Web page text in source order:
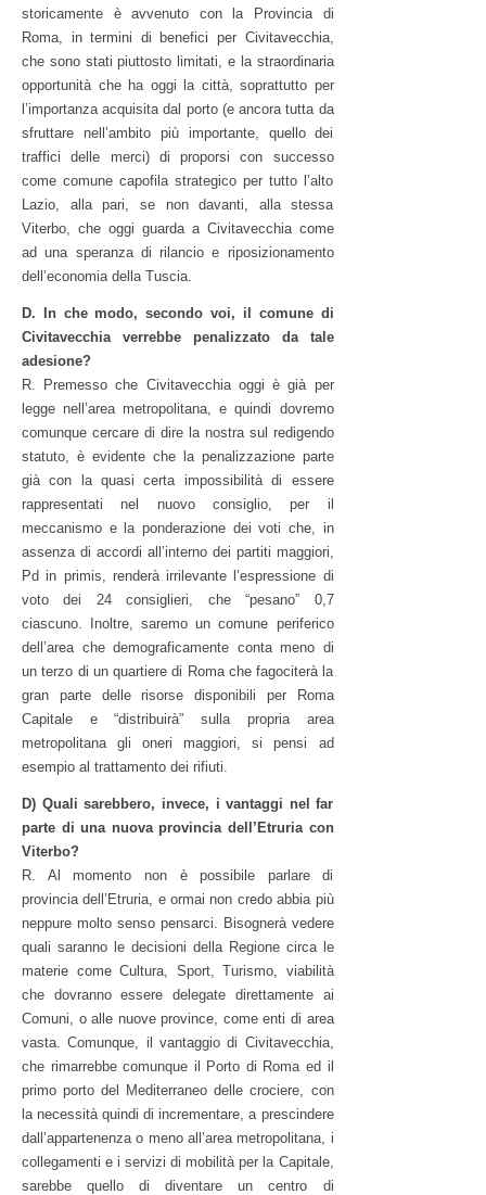
storicamente è avvenuto con la Provincia di
Roma, in termini di benefici per Civitavecchia,
che sono stati piuttosto limitati, e la straordinaria
opportunità che ha oggi la città, soprattutto per
l’importanza acquisita dal porto (e ancora tutta da
sfruttare nell’ambito più importante, quello dei
traffici delle merci) di proporsi con successo
come comune capofila strategico per tutto l’alto
Lazio, alla pari, se non davanti, alla stessa
Viterbo, che oggi guarda a Civitavecchia come
ad una speranza di rilancio e riposizionamento
dell’economia della Tuscia.
D. In che modo, secondo voi, il comune di
Civitavecchia verrebbe penalizzato da tale
adesione?
R. Premesso che Civitavecchia oggi è già per
legge nell’area metropolitana, e quindi dovremo
comunque cercare di dire la nostra sul redigendo
statuto, è evidente che la penalizzazione parte
già con la quasi certa impossibilità di essere
rappresentati nel nuovo consiglio, per il
meccanismo e la ponderazione dei voti che, in
assenza di accordi all’interno dei partiti maggiori,
Pd in primis, renderà irrilevante l’espressione di
voto dei 24 consiglieri, che “pesano” 0,7
ciascuno. Inoltre, saremo un comune periferico
dell’area che demograficamente conta meno di
un terzo di un quartiere di Roma che fagociterà la
gran parte delle risorse disponibili per Roma
Capitale e “distribuirà” sulla propria area
metropolitana gli oneri maggiori, si pensi ad
esempio al trattamento dei rifiuti.
D) Quali sarebbero, invece, i vantaggi nel far
parte di una nuova provincia dell’Etruria con
Viterbo?
R. Al momento non è possibile parlare di
provincia dell’Etruria, e ormai non credo abbia più
neppure molto senso pensarci. Bisognerà vedere
quali saranno le decisioni della Regione circa le
materie come Cultura, Sport, Turismo, viabilità
che dovranno essere delegate direttamente ai
Comuni, o alle nuove province, come enti di area
vasta. Comunque, il vantaggio di Civitavecchia,
che rimarrebbe comunque il Porto di Roma ed il
primo porto del Mediterraneo delle crociere, con
la necessità quindi di incrementare, a prescindere
dall’appartenenza o meno all’area metropolitana, i
collegamenti e i servizi di mobilità per la Capitale,
sarebbe quello di diventare un centro di